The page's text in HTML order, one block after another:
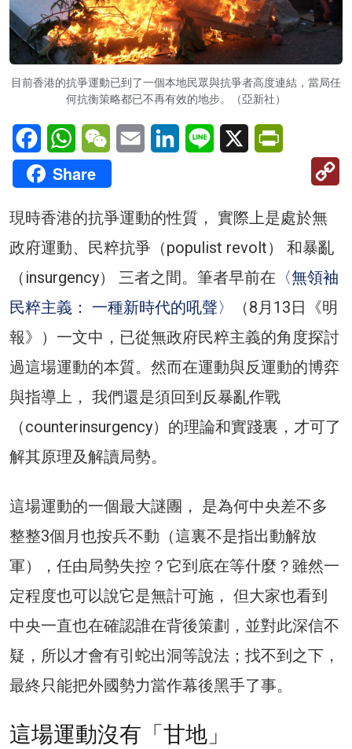
目前香港的抗爭運動已到了一個本地民眾與抗爭者高度連結，當局任
何抗衡策略都已不再有效的地步。（亞新社）
FacebookWhatsAppWeChatEmail LinkedInLine X
Share
現時香港的抗爭運動的性質， 實際上是處於無
政府運動、民粹抗爭（populist revolt） 和暴亂
（insurgency） 三者之間。筆者早前在 〈無領袖
民粹主義： 一種新時代的吼聲〉
（8月13日《明
報》）一文中，已從無政府民粹主義的角度探討
過這場運動的本質。然而在運動與反運動的博弈
與指導上， 我們還是須回到反暴亂作戰
（counterinsurgency）的理論和實踐裏，才可了
解其原理及解讀局勢。
這場運動的一個最大謎團， 是為何中央差不多
整整3個月也按兵不動（這裏不是指出動解放
軍），任由局勢失控？它到底在等什麼？雖然一
定程度也可以說它是無計可施， 但大家也看到
中央一直也在確認誰在背後策劃，並對此深信不
疑，所以才會有引蛇出洞等說法；找不到之下，
最終只能把外國勢力當作幕後黑手了事。
這場運動沒有「甘地」